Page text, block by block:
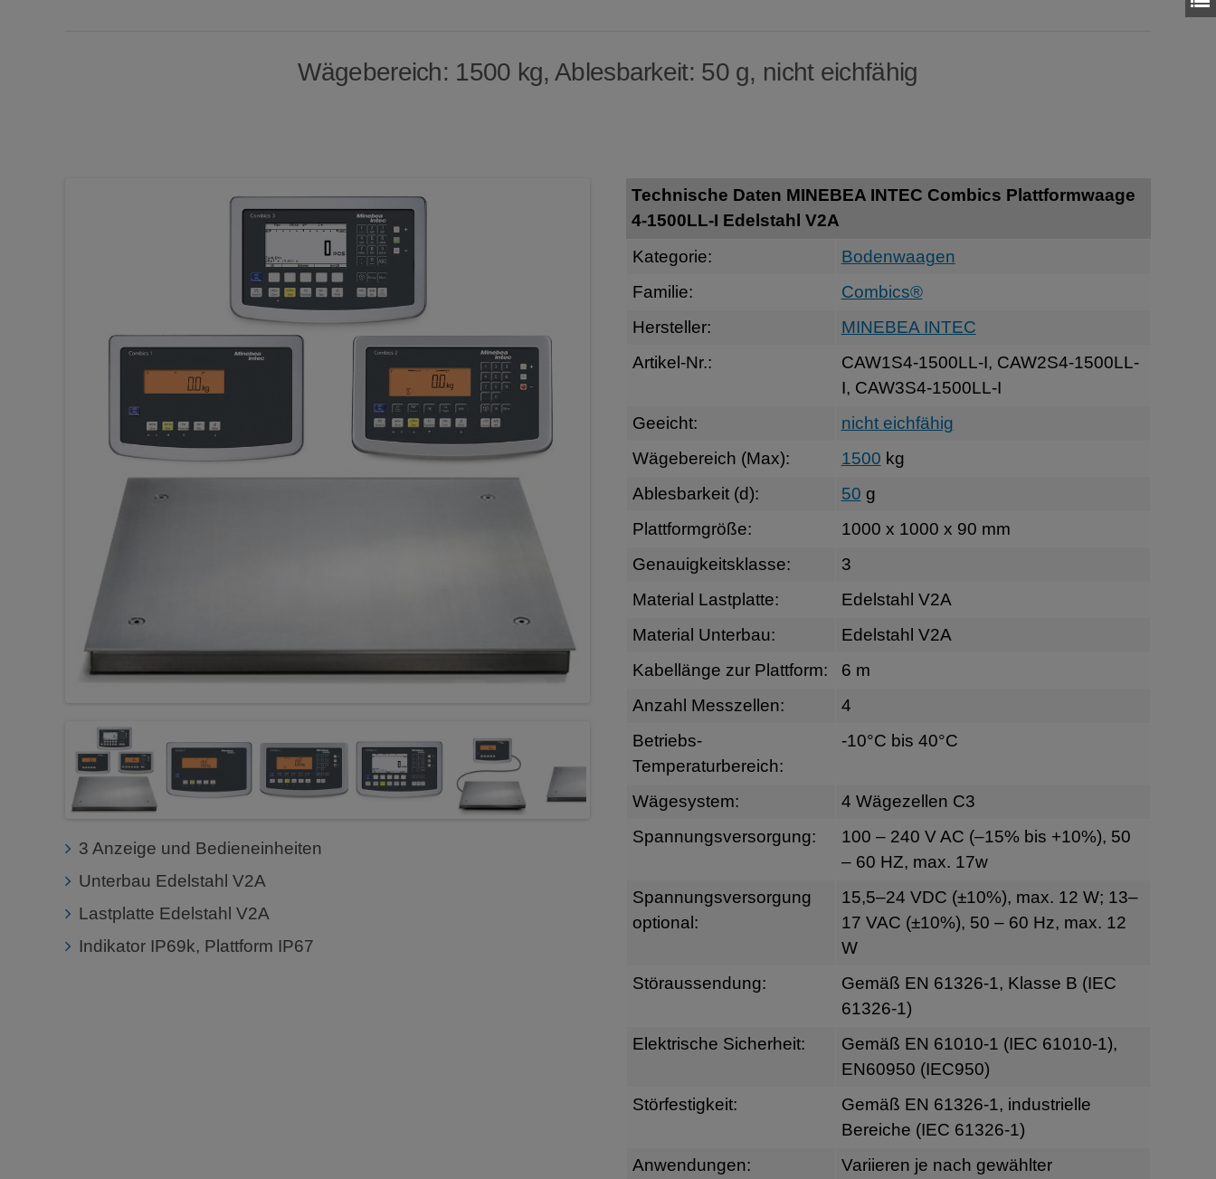
Wägebereich: 1500 kg, Ablesbarkeit: 50 g, nicht eichfähig
3 Anzeige und Bedieneinheiten
Unterbau Edelstahl V2A
Lastplatte Edelstahl V2A
Indikator IP69k, Plattform IP67
Technische Daten MINEBEA INTEC Combics Plattformwaage
4-1500LL-I Edelstahl V2A
Kategorie:
Bodenwaagen
Familie:
Combics®
Hersteller:
MINEBEA INTEC
Artikel-Nr.:
CAW1S4-1500LL-I, CAW2S4-1500LL-
I, CAW3S4-1500LL-I
Geeicht:
nicht eichfähig
Wägebereich (Max):
1500 kg
Ablesbarkeit (d):
50 g
Plattformgröße:
1000 x 1000 x 90 mm
Genauigkeitsklasse:
3
Material Lastplatte:
Edelstahl V2A
Material Unterbau:
Edelstahl V2A
Kabellänge zur Plattform:
6 m
Anzahl Messzellen:
4
Betriebs-
Temperaturbereich:
-10°C bis 40°C
Wägesystem:
4 Wägezellen C3
Spannungsversorgung:
100 – 240 V AC (–15% bis +10%), 50
– 60 HZ, max. 17w
Spannungsversorgung
optional:
15,5–24 VDC (±10%), max. 12 W; 13–
17 VAC (±10%), 50 – 60 Hz, max. 12
W
Störaussendung:
Gemäß EN 61326-1, Klasse B (IEC
61326-1)
Elektrische Sicherheit:
Gemäß EN 61010-1 (IEC 61010-1),
EN60950 (IEC950)
Störfestigkeit:
Gemäß EN 61326-1, industrielle
Bereiche (IEC 61326-1)
Anwendungen:
Variieren je nach gewählter